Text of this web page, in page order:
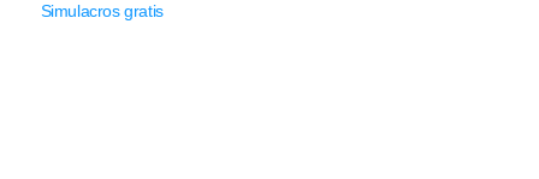
Simulacros gratis